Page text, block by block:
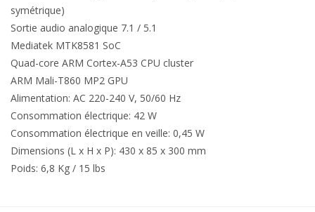
symétrique)
Sortie audio analogique 7.1 / 5.1
Mediatek MTK8581 SoC
Quad-core ARM Cortex-A53 CPU cluster
ARM Mali-T860 MP2 GPU
Alimentation: AC 220-240 V, 50/60 Hz
Consommation électrique: 42 W
Consommation électrique en veille: 0,45 W
Dimensions (L x H x P): 430 x 85 x 300 mm
Poids: 6,8 Kg / 15 lbs